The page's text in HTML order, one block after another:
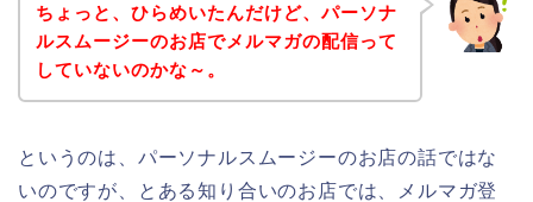
ちょっと、ひらめいたんだけど、パーソナ
ルスムージーのお店でメルマガの配信って
していないのかな～。
というのは、パーソナルスムージーのお店の話ではな
いのですが、とある知り合いのお店では、メルマガ登